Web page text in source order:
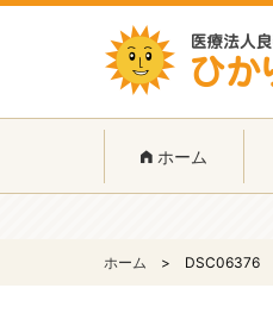
ホーム
ホーム DSC06376